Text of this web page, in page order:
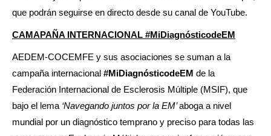
que podrán seguirse en directo desde su canal de YouTube.
CAMAPAÑA INTERNACIONAL #MiDiagnósticodeEM
AEDEM-COCEMFE y sus asociaciones se suman a la
campaña internacional #MiDiagnósticodeEM de la
Federación Internacional de Esclerosis Múltiple (MSIF), que
bajo el lema ‘Navegando juntos por la EM’aboga a nivel
mundial por un diagnóstico temprano y preciso para todas las